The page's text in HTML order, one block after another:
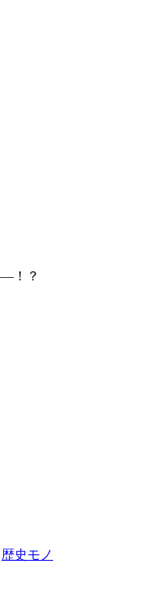
！？
歴史モノ